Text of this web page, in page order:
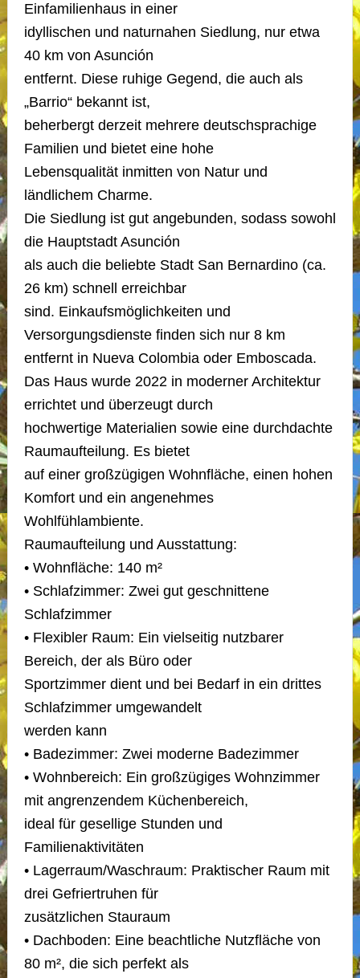
Einfamilienhaus in einer
idyllischen und naturnahen Siedlung, nur etwa
40 km von Asunción
entfernt. Diese ruhige Gegend, die auch als
„Barrio“ bekannt ist,
beherbergt derzeit mehrere deutschsprachige
Familien und bietet eine hohe
Lebensqualität inmitten von Natur und
ländlichem Charme.
Die Siedlung ist gut angebunden, sodass sowohl
die Hauptstadt Asunción
als auch die beliebte Stadt San Bernardino (ca.
26 km) schnell erreichbar
sind. Einkaufsmöglichkeiten und
Versorgungsdienste finden sich nur 8 km
entfernt in Nueva Colombia oder Emboscada.
Das Haus wurde 2022 in moderner Architektur
errichtet und überzeugt durch
hochwertige Materialien sowie eine durchdachte
Raumaufteilung. Es bietet
auf einer großzügigen Wohnfläche, einen hohen
Komfort und ein angenehmes
Wohlfühlambiente.
Raumaufteilung und Ausstattung:
• Wohnfläche: 140 m²
• Schlafzimmer: Zwei gut geschnittene
Schlafzimmer
• Flexibler Raum: Ein vielseitig nutzbarer
Bereich, der als Büro oder
Sportzimmer dient und bei Bedarf in ein drittes
Schlafzimmer umgewandelt
werden kann
• Badezimmer: Zwei moderne Badezimmer
• Wohnbereich: Ein großzügiges Wohnzimmer
mit angrenzendem Küchenbereich,
ideal für gesellige Stunden und
Familienaktivitäten
• Lagerraum/Waschraum: Praktischer Raum mit
drei Gefriertruhen für
zusätzlichen Stauraum
• Dachboden: Eine beachtliche Nutzfläche von
80 m², die sich perfekt als